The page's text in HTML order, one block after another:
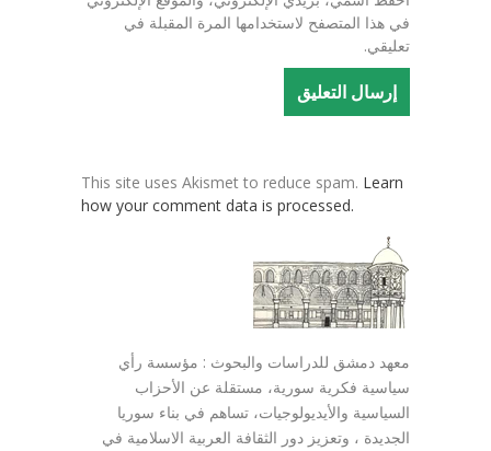
في هذا المتصفح لاستخدامها المرة المقبلة في
تعليقي.
This site uses Akismet to reduce spam. Learn
how your comment data is processed.
معهد دمشق للدراسات والبحوث : مؤسسة رأي
سياسية فكرية سورية، مستقلة عن الأحزاب
السياسية والأيديولوجيات، تساهم في بناء سوريا
الجديدة ، وتعزيز دور الثقافة العربية الاسلامية في